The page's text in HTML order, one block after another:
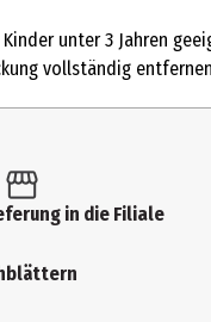
bis
Herstellers
unter 3 Jahren
vollständig
in die Filiale